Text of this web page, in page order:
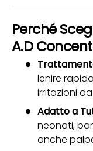
Perché
A.D
lenire
irritazioni
Adatto a
neonati,
anche